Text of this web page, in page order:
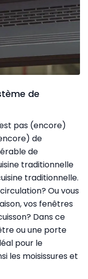
de
pas (encore)
de
de
traditionnelle
traditionnelle.
Ou vous
vos fenêtres
Dans ce
ou une porte
pour le
les moisissures et